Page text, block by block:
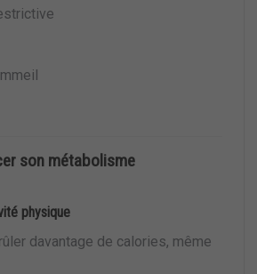
son métabolisme
physique
davantage de calories, même